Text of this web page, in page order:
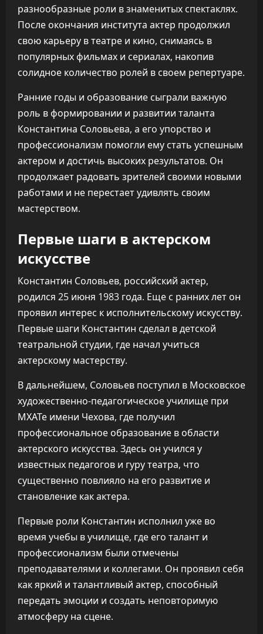
разнообразные роли в знаменитых спектаклях.
После окончания института актер продолжил
свою карьеру в театре и кино, снимаясь в
популярных фильмах и сериалах, накопив
солидное количество ролей в своем репертуаре.
Ранние годы и образование сыграли важную
роль в формировании и развитии таланта
Константина Соловьева, а его упорство и
профессионализм помогли ему стать успешным
актером и достичь высоких результатов. Он
продолжает радовать зрителей своими новыми
работами и не перестает удивлять своим
мастерством.
Первые шаги в актерском
искусстве
Константин Соловьев, российский актер,
родился 25 июня 1983 года. Еще с ранних лет он
проявил интерес к исполнительскому искусству.
Первые шаги Константин сделал в детской
театральной студии, где начал учиться
актерскому мастерству.
В дальнейшем, Соловьев поступил в Московское
художественно-педагогическое училище при
МХАТе имени Чехова, где получил
профессиональное образование в области
актерского искусства. Здесь он учился у
известных педагогов и гуру театра, что
существенно повлияло на его развитие и
становление как актера.
Первые роли Константин исполнил уже во
время учебы в училище, где его талант и
профессионализм были отмечены
преподавателями и коллегами. Он проявил себя
как яркий и талантливый актер, способный
передать эмоции и создать неповторимую
атмосферу на сцене.